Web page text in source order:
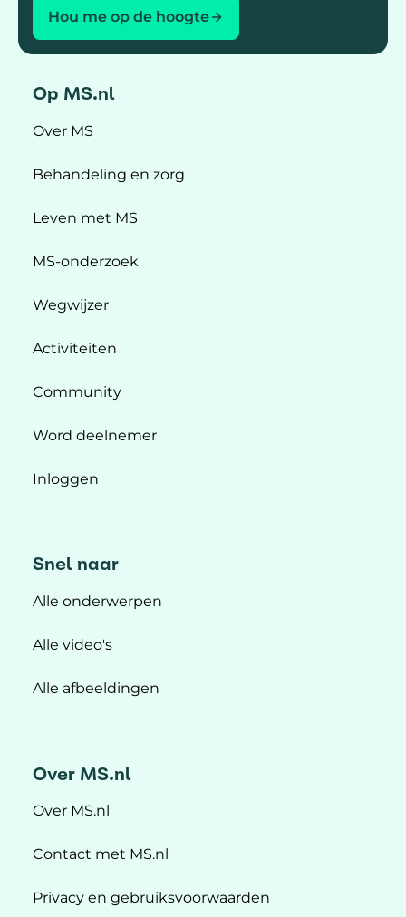
Hou me op de hoogte
Op MS.nl
Over MS
Behandeling en zorg
Leven met MS
MS-onderzoek
Wegwijzer
Activiteiten
Community
Word deelnemer
Inloggen
Snel naar
Alle onderwerpen
Alle video's
Alle afbeeldingen
Over MS.nl
Over MS.nl
Contact met MS.nl
Privacy en gebruiksvoorwaarden